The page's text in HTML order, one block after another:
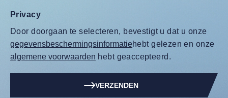
Privacy
Door doorgaan te selecteren, bevestigt u dat u onze
gegevensbeschermingsinformatiehebt gelezen en onze
algemene voorwaarden hebt geaccepteerd.
VERZENDEN